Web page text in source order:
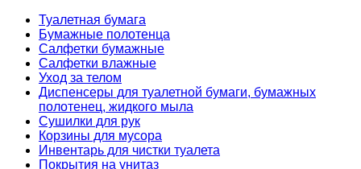
Туалетная бумага
Бумажные полотенца
Салфетки бумажные
Салфетки влажные
Уход за телом
Диспенсеры для туалетной бумаги, бумажных
полотенец, жидкого мыла
Сушилки для рук
Корзины для мусора
Инвентарь для чистки туалета
Покрытия на унитаз